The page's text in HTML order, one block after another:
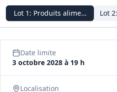
Lot 1 : Produits alimentairesLot2:
Date limite
3 octobre 2028 à 19 h
Localisation